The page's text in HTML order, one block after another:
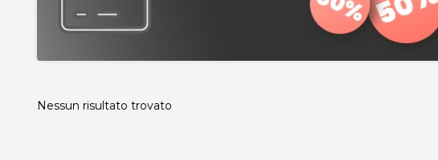
Nessun risultato trovato